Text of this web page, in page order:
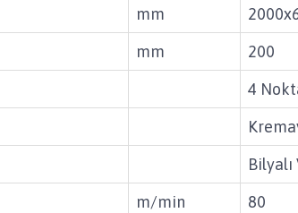
mm
mm
200
4
m/min
80